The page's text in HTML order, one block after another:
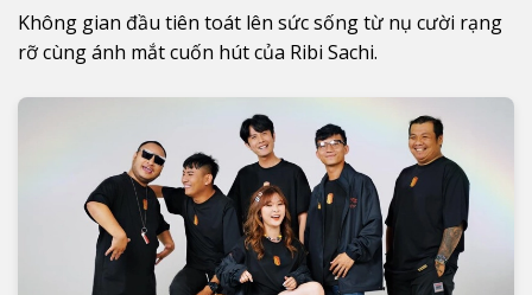
Không gian đầu tiên toát lên sức sống từ nụ cười rạng
rỡ cùng ánh mắt cuốn hút của Ribi Sachi.